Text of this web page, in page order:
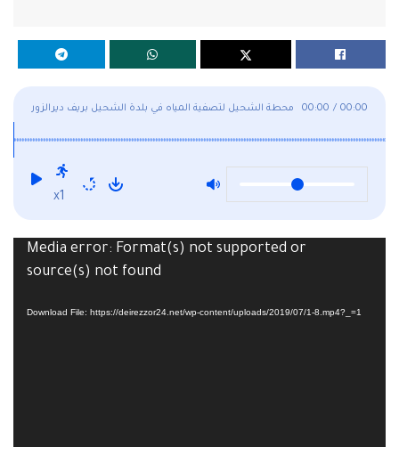
محطة الشحيل لتصفية المياه في بلدة الشحيل بريف ديرالزور 00:00 / 00:00
x1
Media error: Format(s) not supported or
source(s) not found
Download File: https://deirezzor24.net/wp-content/uploads/2019/07/1-8.mp4?_=1